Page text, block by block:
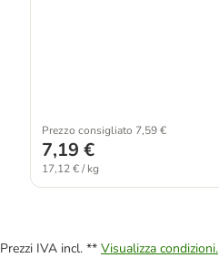
Prezzo consigliato 7,59 €
7,19 €
17,12 € / kg
Prezzi IVA incl. ** Visualizza condizioni.